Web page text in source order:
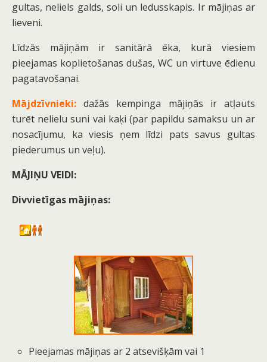
gultas, neliels galds, soli un ledusskapis. Ir mājiņas ar
lieveni.
Līdzās mājiņām ir sanitārā ēka, kurā viesiem
pieejamas koplietošanas dušas, WC un virtuve ēdienu
pagatavošanai.
Mājdzīvnieki: dažās kempinga mājiņās ir atļauts
turēt nelielu suni vai kaķi (par papildu samaksu un ar
nosacījumu, ka viesis ņem līdzi pats savus gultas
piederumus un veļu).
MĀJIŅU VEIDI:
Divvietīgas mājiņas:
Pieejamas mājiņas ar 2 atsevišķām vai 1